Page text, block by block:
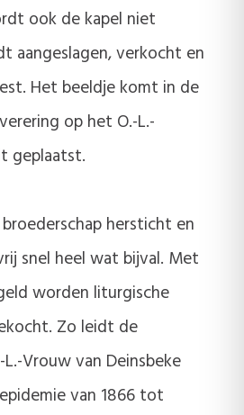
ook de kapel niet
aangeslagen, verkocht en
Het beeldje komt in de
op het O.-L.-
geplaatst.
hersticht en
snel heel wat bijval. Met
worden liturgische
Zo leidt de
Vrouw van Deinsbeke
van 1866 tot